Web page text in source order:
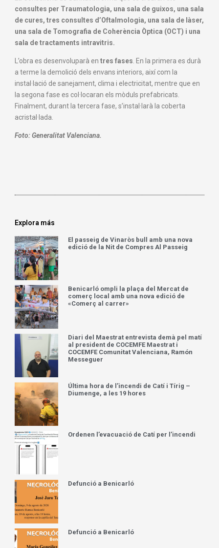
consultes per Traumatologia, una sala de guixos, una sala
de cures, tres consultes d’Oftalmologia, una sala de làser,
una sala de Tomografia de Coherència Òptica (OCT) i una
sala de tractaments intravitris.
L’obra es desenvoluparà en tres fases. En la primera es durà
a terme la demolició dels envans interiors, així com la
instal·lació de sanejament, clima i electricitat, mentre que en
la segona fase es col·locaran els mòduls prefabricats.
Finalment, durant la tercera fase, s’instal·larà la coberta
acristal·lada.
Foto: Generalitat Valenciana.
Explora más
El passeig de Vinaròs bull amb una nova
edició de la Nit de Compres Al Passeig
Benicarló ompli la plaça del Mercat de
comerç local amb una nova edició de
«Comerç al carrer»
Diari del Maestrat entrevista demà pel matí
al president de COCEMFE Maestrat i
COCEMFE Comunitat Valenciana, Ramón
Messeguer
Última hora de l’incendi de Catí i Tírig –
Diumenge, a les 19 hores
Ordenen l’evacuació de Catí per l’incendi
Defunció a Benicarló
Defunció a Benicarló